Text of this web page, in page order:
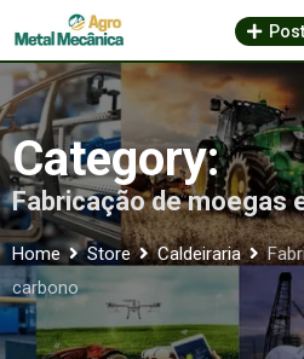
to
content
Category:
Fabricação de moegas
Home Store Caldeiraria
carbono